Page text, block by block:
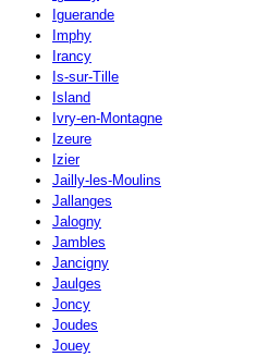
Iguerande
Imphy
Irancy
Is-sur-Tille
Island
Ivry-en-Montagne
Izeure
Izier
Jailly-les-Moulins
Jallanges
Jalogny
Jambles
Jancigny
Jaulges
Joncy
Joudes
Jouey